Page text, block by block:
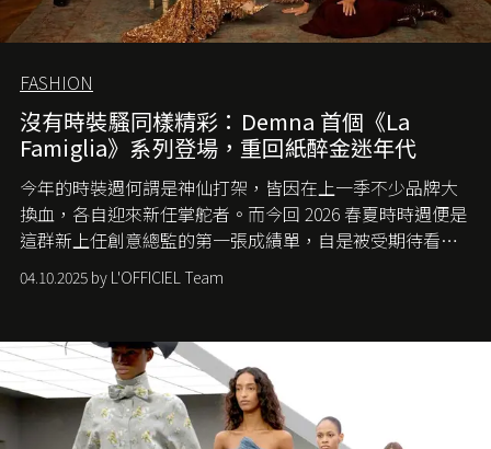
FASHION
沒有時裝騷同樣精彩：Demna 首個《La
Famiglia》系列登場，重回紙醉金迷年代
今年的時裝週何謂是神仙打架，皆因在上一季不少品牌大
換血，各自迎來新任掌舵者。而今回 2026 春夏時時週便是
這群新上任創意總監的第一張成績單，自是被受期待看他
們如何各顯神通。意大利老牌 Gucci 在過去幾個季度業績
難已救回，開雲集團任命成功曾翻轉 Balenciaga 的愛將
團市值一日蒸發 30 億美元，大眾擔心走得太前的 Demna
會忽略品牌的美學基礎，最後變成三不像。而從剛剛推出
的首作所造成的話題及關注度，我們便知道 Demna 沒這麼
簡單，一個嶄新的 Gucci 時代已經展開！
04.10.2025 by L'OFFICIEL Team